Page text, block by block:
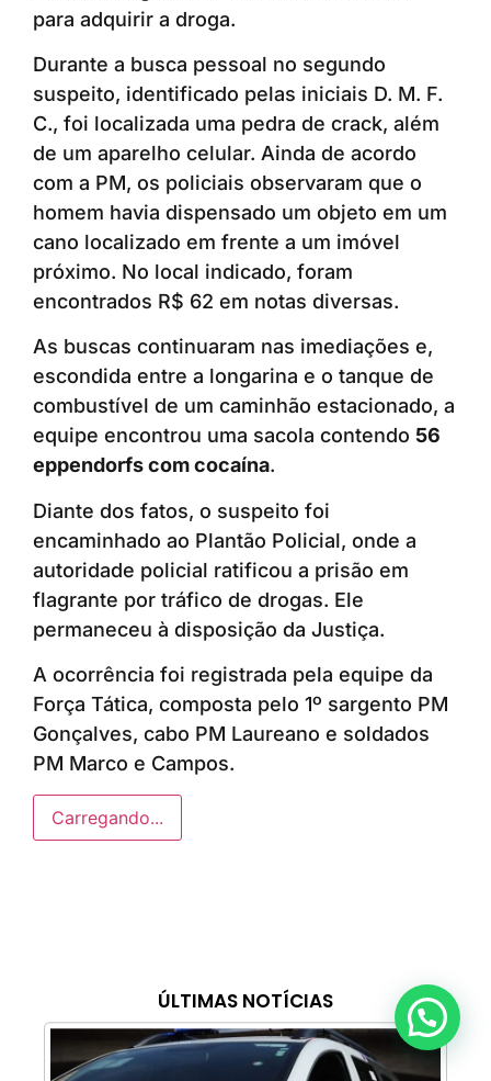
ÚLTIMAS NOTÍCIAS
para adquirir a droga.
Durante a busca pessoal no segundo
suspeito, identificado pelas iniciais D. M. F.
C., foi localizada uma pedra de crack, além
de um aparelho celular. Ainda de acordo
com a PM, os policiais observaram que o
homem havia dispensado um objeto em um
cano localizado em frente a um imóvel
próximo. No local indicado, foram
encontrados R$ 62 em notas diversas.
As buscas continuaram nas imediações e,
escondida entre a longarina e o tanque de
combustível de um caminhão estacionado, a
equipe encontrou uma sacola contendo 56
eppendorfs com cocaína.
Diante dos fatos, o suspeito foi
encaminhado ao Plantão Policial, onde a
autoridade policial ratificou a prisão em
flagrante por tráfico de drogas. Ele
permaneceu à disposição da Justiça.
A ocorrência foi registrada pela equipe da
Força Tática, composta pelo 1º sargento PM
Gonçalves, cabo PM Laureano e soldados
PM Marco e Campos.
Carregando...
Anunciar ou recomendar matéria